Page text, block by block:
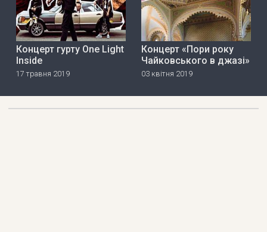
Концерт гурту One Light
Inside
17 травня 2019
Концерт «Пори року
Чайковського в джазі»
03 квітня 2019